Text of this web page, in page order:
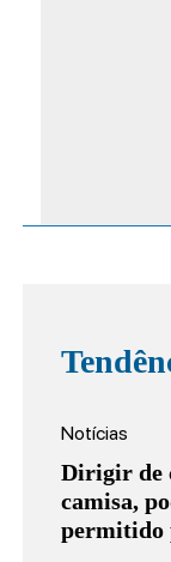
Notícias
Dirigir de
camisa,
permitido